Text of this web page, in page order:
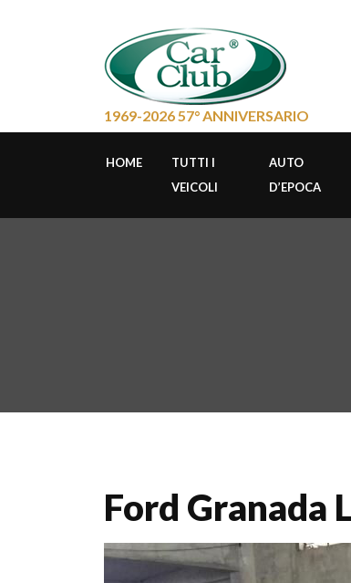
1969-2026 57° ANNIVERSARIO
HOME
TUTTI I
VEICOLI
AUTO
D’EPOCA
Ford Granada